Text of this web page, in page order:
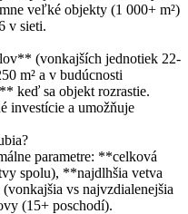
veľké objekty (1 000+ m²)
v sieti.
(vonkajších jednotiek 22-
m² a v budúcnosti
keď sa objekt rozrastie.
investície a umožňuje
parametre: **celková
spolu), **najdlhšia vetva
vs najvzdialenejšia
(15+ poschodí).